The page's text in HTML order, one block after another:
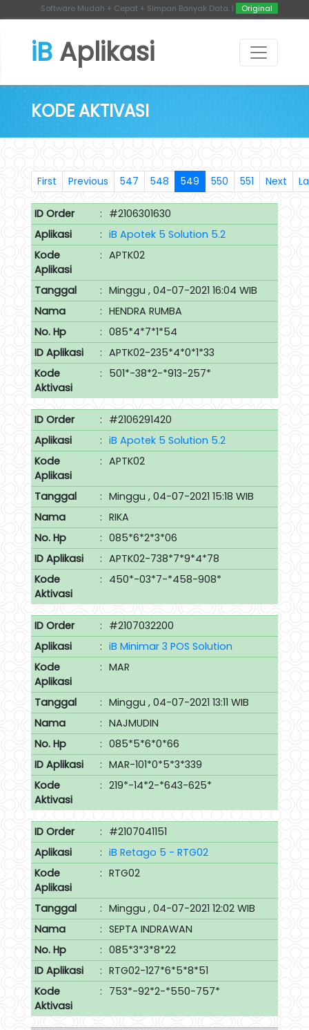
Software Mudah + Cepat + Simpan Banyak Data. | Original
iB Aplikasi
KODE AKTIVASI
First Previous 547 548 549 550 551 Next
ID Order : #2106301630
Aplikasi
: iB Apotek 5 Solution 5.2
Kode
Aplikasi
: APTK02
Tanggal : Minggu , 04-07-2021 16:04 WIB
Nama
: HENDRA RUMBA
No. Hp
: 085*4*7*1*54
ID Aplikasi
: APTK02-235*4*0*1*33
Kode
Aktivasi
: 501*-38*2-*913-257*
ID Order : #2106291420
Aplikasi
: iB Apotek 5 Solution 5.2
Kode
Aplikasi
: APTK02
Tanggal : Minggu , 04-07-2021 15:18 WIB
Nama
: RIKA
No. Hp
: 085*6*2*3*06
ID Aplikasi
: APTK02-738*7*9*4*78
Kode
Aktivasi
: 450*-03*7-*458-908*
ID Order : #2107032200
Aplikasi
: iB Minimar 3 POS Solution
Kode
Aplikasi
: MAR
Tanggal : Minggu , 04-07-2021 13:11 WIB
Nama
: NAJMUDIN
No. Hp
: 085*5*6*0*66
ID Aplikasi
: MAR-101*0*5*3*339
Kode
Aktivasi
: 219*-14*2-*643-625*
ID Order : #2107041151
Aplikasi
: iB Retago 5 - RTG02
Kode
Aplikasi
: RTG02
Tanggal : Minggu , 04-07-2021 12:02 WIB
Nama
: SEPTA INDRAWAN
No. Hp
: 085*3*3*8*22
ID Aplikasi
: RTG02-127*6*5*8*51
Kode
Aktivasi
: 753*-92*2-*550-757*